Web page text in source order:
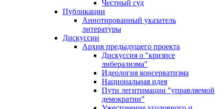
Честный суд
Публикации
Аннотированный указатель
литературы
Дискуссии
Архив предыдущего проекта
Дискуссия о "кризисе
либерализма"
Идеология консерватизма
Национальная идея
Пути легитимации "управляемой
демократии"